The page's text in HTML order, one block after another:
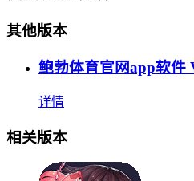
其他版本
鲍勃体育官网app软件
详情
相关版本